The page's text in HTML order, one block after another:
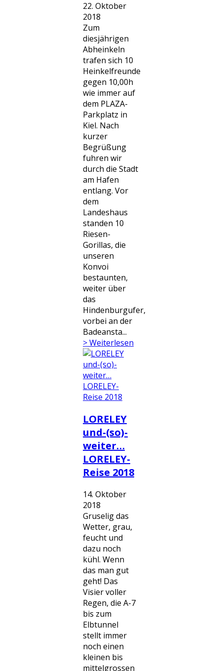
22. Oktober
2018
Zum
diesjährigen
Abheinkeln
trafen sich 10
Heinkelfreunde
gegen 10,00h
wie immer auf
dem PLAZA-
Parkplatz in
Kiel. Nach
kurzer
Begrüßung
fuhren wir
durch die Stadt
am Hafen
entlang. Vor
dem
Landeshaus
standen 10
Riesen-
Gorillas, die
unseren
Konvoi
bestaunten,
weiter über
das
Hindenburgufer,
vorbei an der
Badeansta...
> Weiterlesen
LORELEY
und-(so)-
weiter…
LORELEY-
Reise 2018
14. Oktober
2018
Gruselig das
Wetter, grau,
feucht und
dazu noch
kühl. Wenn
das man gut
geht! Das
Visier voller
Regen, die A-7
bis zum
Elbtunnel
stellt immer
noch einen
kleinen bis
mittelgrossen